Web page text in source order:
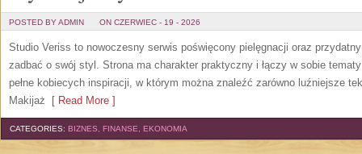
POSTED BY ADMIN ON CZERWIEC - 19 - 2026
Studio Veriss to nowoczesny serwis poświęcony pielęgnacji oraz
zadbać o swój styl. Strona ma charakter praktyczny i łączy w sobie
pełne kobiecych inspiracji, w którym można znaleźć zarówno luźniejsze
Makijaż [ Read More ]
CATEGORIES: BIZNES, FINANSE, EKONOMIA